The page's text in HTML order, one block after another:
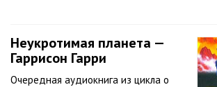
Неукротимая планета —
Гаррисон Гарри
Очередная аудиокнига из цикла о